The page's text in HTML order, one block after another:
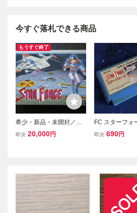
ートリッジ
今すぐ落札できる商品
もうすぐ終了
希少・新品・未開封／フ
ァミリー コンピュー
即決 20,000円
FC スターフ
R FORCE カセ
即決 690円